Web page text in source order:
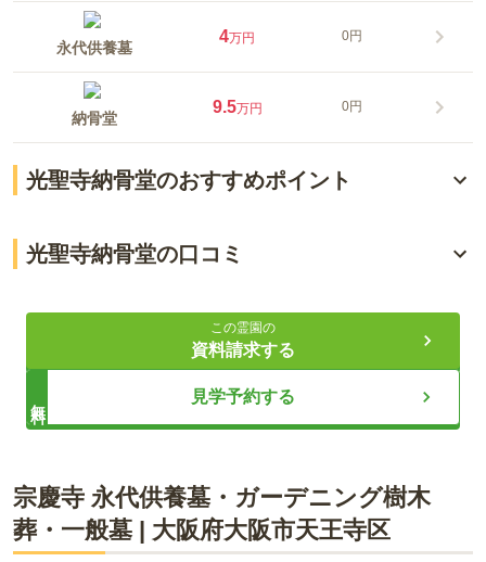
永代供養墓
4万円 0円
納骨堂
9.5万円 0円
光聖寺納骨堂のおすすめポイント
全ての方に安心の供養体制
ライフドット編集部
堂に続き、ご家族やペットと共に納骨できる「日想院納骨堂」
が四天王寺前夕陽ヶ丘駅前に誕生しました。仏壇型の納骨堂も
新たに増設され、より広く心やすらぐ空間をご提供していま
光聖寺納骨堂の口コミ
60代・女性
納骨堂は地下鉄の駅から徒歩2分と言う立地条件は珍しいと思
います。お墓は納骨堂から徒歩5分ぐらいの場所にあります
口コミをすべて見る（3件）
この霊園の
資料請求する
見学予約する
宗慶寺 永代供養墓・ガーデニング樹木
葬・一般墓 | 大阪府大阪市天王寺区